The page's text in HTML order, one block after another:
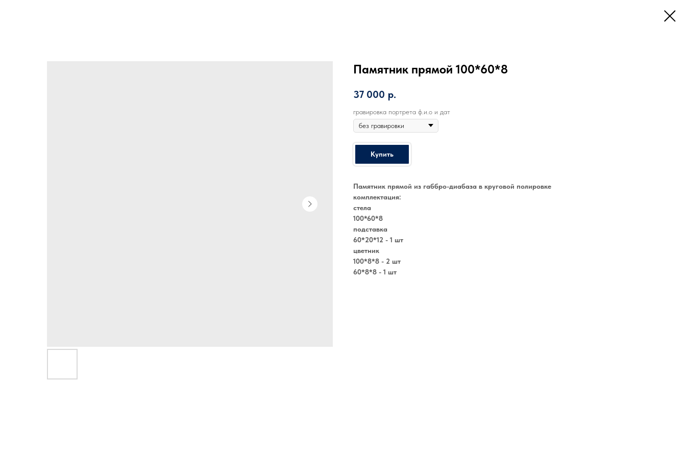
Памятник прямой 100*60*8
37 000 р.
гравировка портрета ф.и.о и дат
Купить
Памятник прямой из габбро-диабаза в круговой полировке
комплектация:
стела
100*60*8
подставка
60*20*12 - 1 шт
цветник
100*8*8 - 2 шт
60*8*8 - 1 шт